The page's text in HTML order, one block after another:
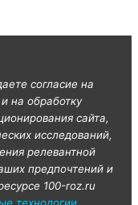
согласие на
на обработку
сайта,
исследований,
релевантной
предпочтений и
100-roz.ru
технологии.